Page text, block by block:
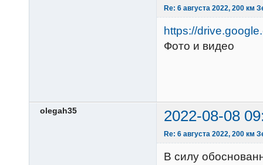
Re: 6 августа 2022, 200 км
https://
Фото и видео
olegah35 2022-08-08
Re: 6 августа 2022, 200 км
В силу